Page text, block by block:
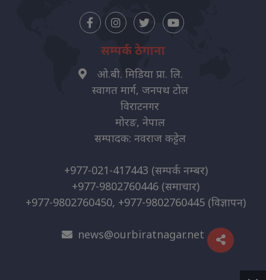
सम्पर्क ठेगाना
ओ.बी. मिडिया प्रा. लि.
स्वागत मार्ग, जनपथ टोल
विराटनगर
मोरङ, नेपाल
सम्पादक: नवराज कट्टेल
+977-021-417443 (सम्पर्क नम्बर)
+977-9802760446 (समाचार)
+977-9802760450, +977-9802760445 (विज्ञापन)
news@ourbiratnagar.net